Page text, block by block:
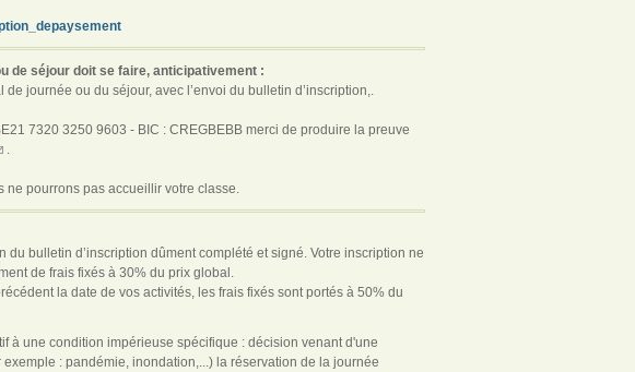
de séjour doit se faire, anticipativement :
journée ou du séjour, avec l’envoi du bulletin d’inscription,.
7320 3250 9603 - BIC : CREGBEBB merci de produire la preuve
.
ne pourrons pas accueillir votre classe.
bulletin d’inscription dûment complété et signé. Votre inscription ne
de frais fixés à 30% du prix global.
la date de vos activités, les frais fixés sont portés à 50% du
à une condition impérieuse spécifique : décision venant d'une
: pandémie, inondation,...) la réservation de la journée